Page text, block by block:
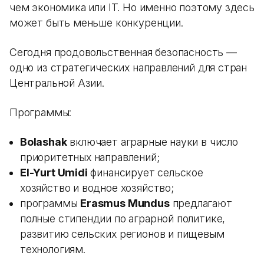
чем экономика или IT. Но именно поэтому здесь
может быть меньше конкуренции.
Сегодня продовольственная безопасность —
одно из стратегических направлений для стран
Центральной Азии.
Программы:
Bolashakвключает аграрные науки в число
приоритетных направлений;
El-Yurt Umidi финансирует сельское
хозяйство и водное хозяйство;
программы Erasmus Mundusпредлагают
полные стипендии по аграрной политике,
развитию сельских регионов и пищевым
технологиям.